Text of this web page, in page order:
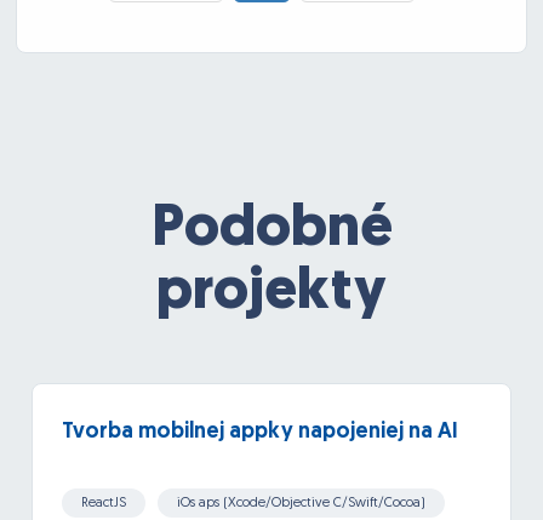
Podobné
projekty
Tvorba mobilnej appky napojeniej na AI
ReactJS iOs aps (Xcode/Objective C/Swift/Cocoa)